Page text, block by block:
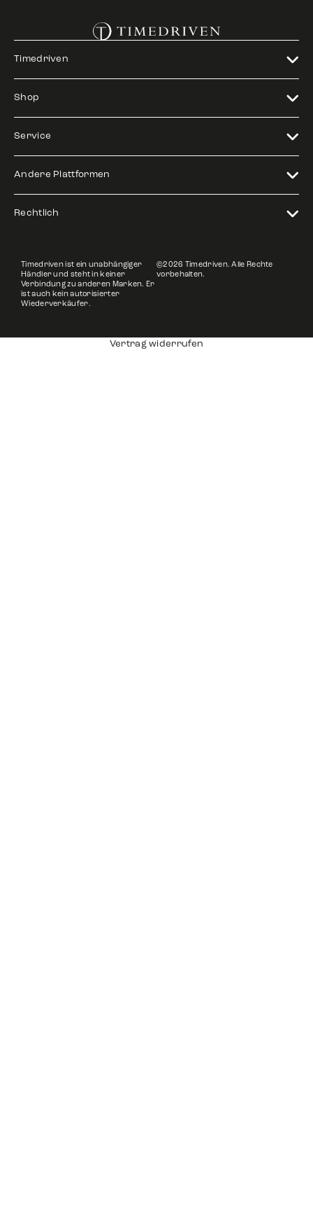
Timedriven
Shop
Service
Andere Plattformen
Rechtlich
Timedriven ist ein unabhängiger
Händler und steht in keiner
Verbindung zu anderen Marken. Er
ist auch kein autorisierter
Wiederverkäufer.
©2026 Timedriven. Alle Rechte
vorbehalten.
Vertrag widerrufen